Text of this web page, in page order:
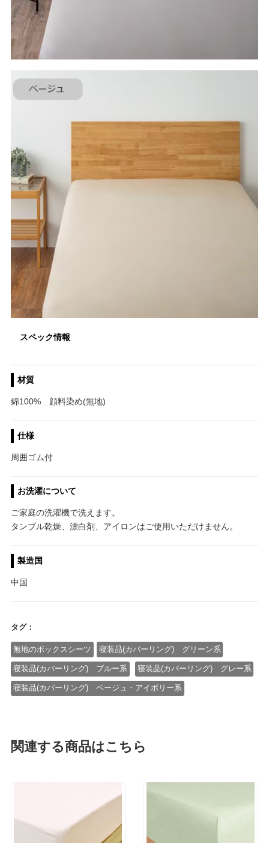
スペック情報
材質
綿100% 顔料染め(無地)
仕様
周囲ゴム付
お洗濯について
ご家庭の洗濯機で洗えます。
タンブル乾燥、漂白剤、アイロンはご使用いただけません。
製造国
中国
タグ：
無地のボックスシーツ 寝装品(カバーリング) グリーン系
寝装品(カバーリング) ブルー系 寝装品(カバーリング) グレー系
寝装品(カバーリング) ベージュ・アイボリー系
関連する商品はこちら